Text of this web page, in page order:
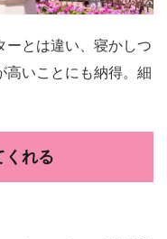
ーとは違い、寝かしつ
高いことにも納得。細
くれる